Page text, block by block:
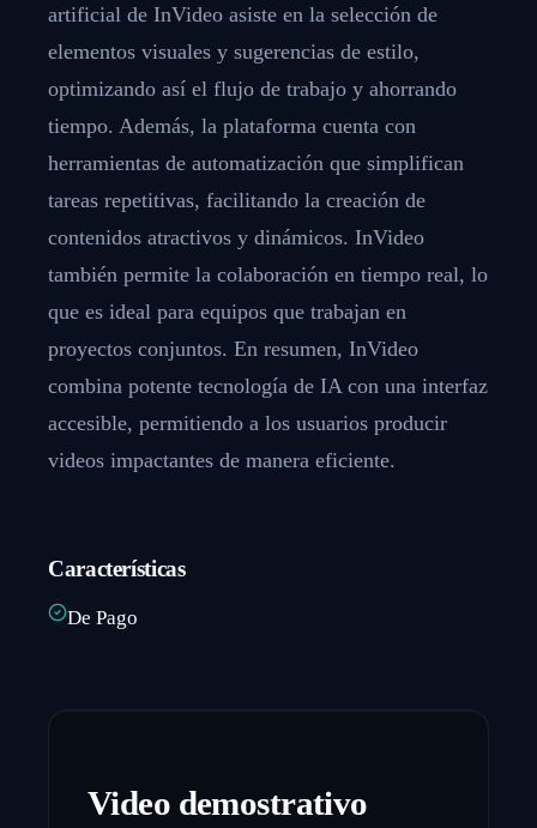
artificial de InVideo asiste en la selección de
elementos visuales y sugerencias de estilo,
optimizando así el flujo de trabajo y ahorrando
tiempo. Además, la plataforma cuenta con
herramientas de automatización que simplifican
tareas repetitivas, facilitando la creación de
contenidos atractivos y dinámicos. InVideo
también permite la colaboración en tiempo real, lo
que es ideal para equipos que trabajan en
proyectos conjuntos. En resumen, InVideo
combina potente tecnología de IA con una interfaz
accesible, permitiendo a los usuarios producir
videos impactantes de manera eficiente.
Características
De Pago
Video demostrativo